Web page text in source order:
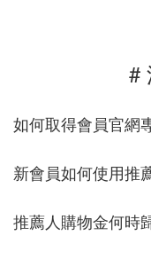
#
如何取得會員官網
新會員如何使用推
推薦人購物金何時